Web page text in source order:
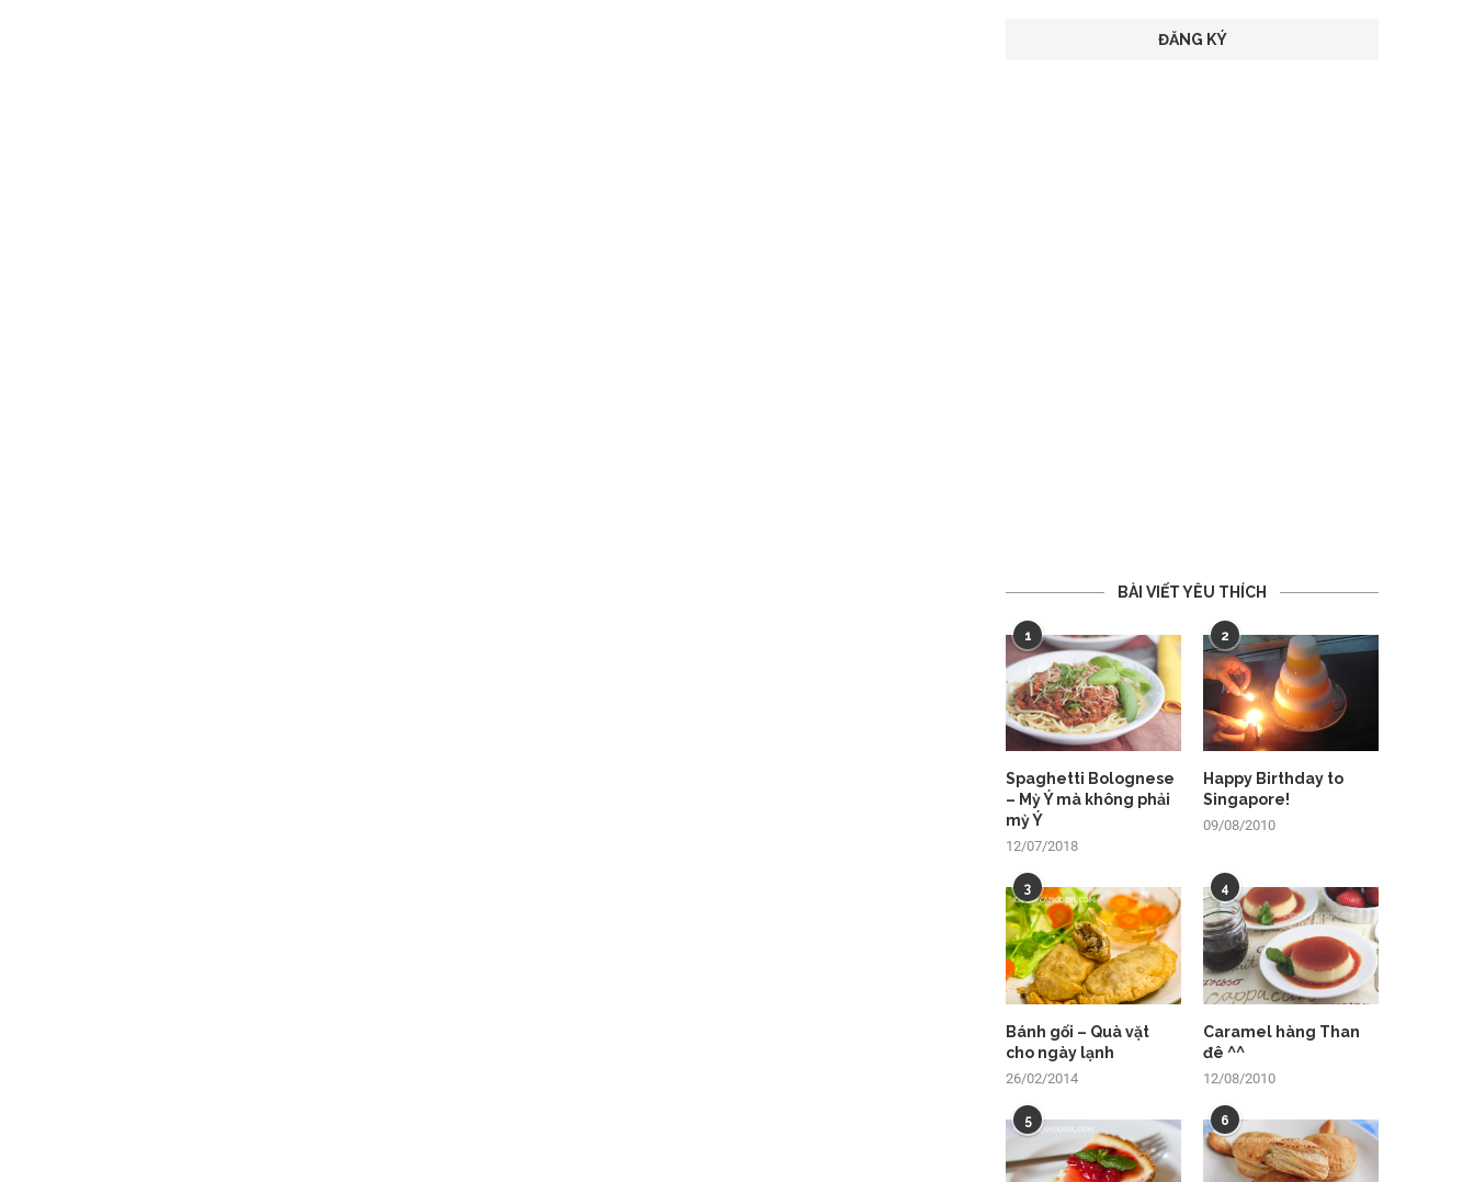
BÀI VIẾT YÊU THÍCH
1
Spaghetti Bolognese
– Mỳ Ý mà không phải
mỳ Ý
12/07/2018
2
Happy Birthday to
Singapore!
09/08/2010
3
Bánh gối – Quà vặt
cho ngày lạnh
26/02/2014
4
Caramel hàng Than
đê ^^
12/08/2010
5 6